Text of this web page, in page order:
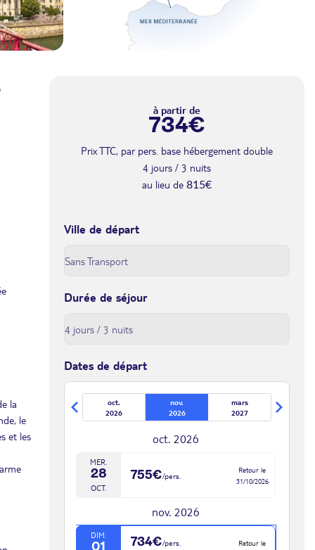
la
le
et les
à partir de
734€
Prix TTC, par pers. base hébergement double
4 jours / 3 nuits
au lieu de 815€
Ville de départ
Durée de séjour
Dates de départ
oct.
2026
nov.
2026
mars
2027
oct. 2026
MER.
28
OCT.
755€/pers.
Retour le
31/10/2026
nov. 2026
DIM.
01 734€/pers.
Retour le